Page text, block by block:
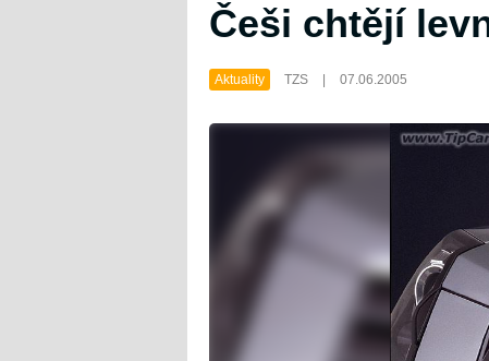
Češi chtějí
Aktuality TZS 07.06.2005